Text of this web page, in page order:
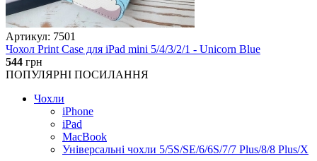
Артикул: 7501
Чохол Print Case для iPad mini 5/4/3/2/1 - Unicorn Blue
544 грн
ПОПУЛЯРНІ ПОСИЛАННЯ
Чохли
iPhone
iPad
MacBook
Універсальні чохли 5/5S/SE/6/6S/7/7 Plus/8/8 Plus/X